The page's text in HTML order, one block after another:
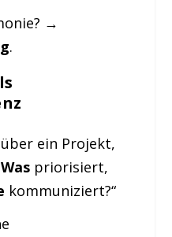
→
.
ein Projekt,
Waspriorisiert,
kommuniziert?“